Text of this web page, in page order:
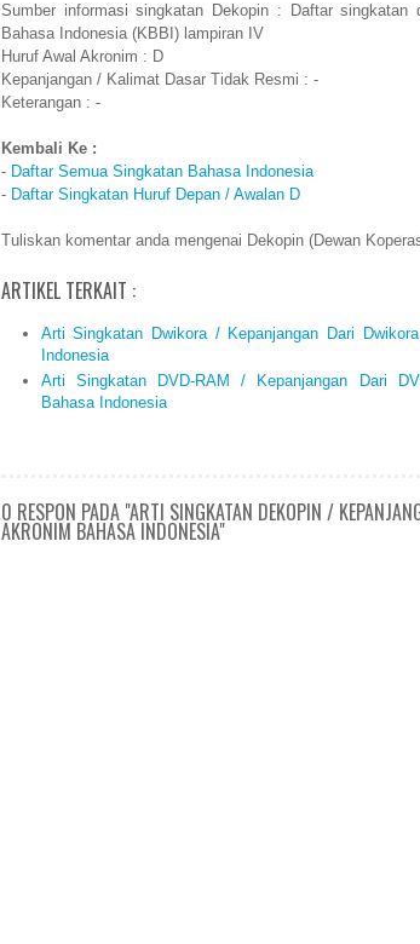
Sumber informasi singkatan Dekopin : Daftar singkatan
Bahasa Indonesia (KBBI) lampiran IV
Huruf Awal Akronim : D
Kepanjangan / Kalimat Dasar Tidak Resmi : -
Keterangan : -
Kembali Ke :
- Daftar Semua Singkatan Bahasa Indonesia
- Daftar Singkatan Huruf Depan / Awalan D
Tuliskan komentar anda mengenai Dekopin (Dewan
ARTIKEL TERKAIT :
Arti Singkatan Dwikora / Kepanjangan Dari
Indonesia
Arti Singkatan DVD-RAM / Kepanjangan Dari
Bahasa Indonesia
0 RESPON PADA "ARTI SINGKATAN DEKOPIN /
AKRONIM BAHASA INDONESIA"